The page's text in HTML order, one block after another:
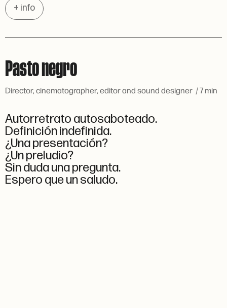
+ info
Pasto negro
Director, cinematographer, editor and sound designer / 7 min
Autorretrato autosaboteado.
Definición indefinida.
¿Una presentación?
¿Un preludio?
Sin duda una pregunta.
Espero que un saludo.